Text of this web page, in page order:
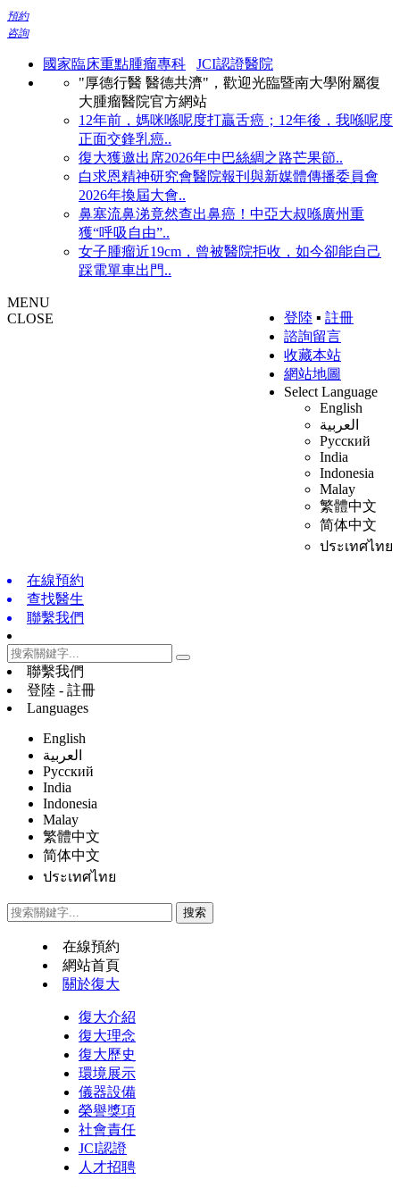
預約
咨詢
國家臨床重點腫瘤專科
JCI認證醫院
"厚德行醫 醫德共濟"，歡迎光臨暨南大學附屬復
大腫瘤醫院官方網站
12年前，媽咪喺呢度打贏舌癌；12年後，我喺呢度
正面交鋒乳癌..
復大獲邀出席2026年中巴絲綢之路芒果節..
白求恩精神研究會醫院報刊與新媒體傳播委員會
2026年換屆大會..
鼻塞流鼻涕竟然查出鼻癌！中亞大叔喺廣州重
獲“呼吸自由”..
女子腫瘤近19cm，曾被醫院拒收，如今卻能自己
踩電單車出門..
登陸 ▪ 註冊
諮詢留言
收藏本站
網站地圖
Select Language
English
العربية
Русский
India
Indonesia
Malay
繁體中文
简体中文
ประเทศไทย
MENU
CLOSE
在線預約
查找醫生
聯繫我們
聯繫我們
登陸 - 註冊
Languages
English
العربية
Русский
India
Indonesia
Malay
繁體中文
简体中文
ประเทศไทย
在線預約
網站首頁
關於復大
復大介紹
復大理念
復大歷史
環境展示
儀器設備
榮譽獎項
社會責任
JCI認證
人才招聘